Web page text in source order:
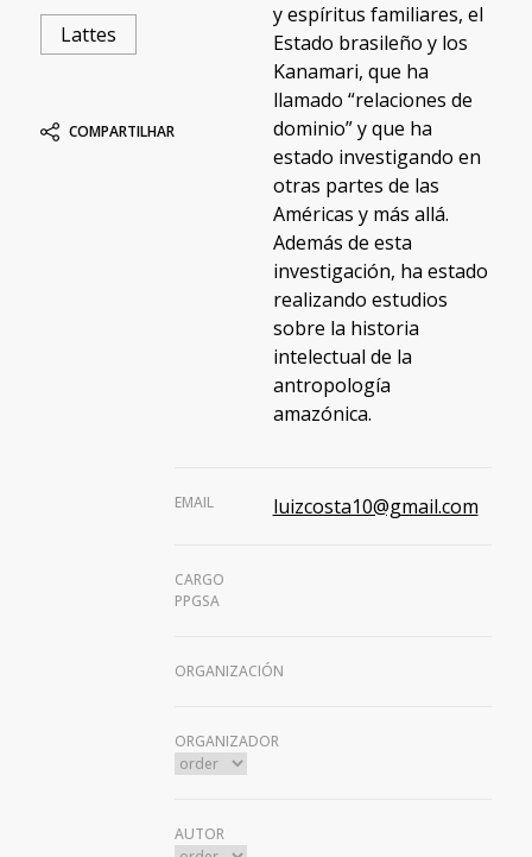
Lattes
COMPARTILHAR
y espíritus familiares, el
Estado brasileño y los
Kanamari, que ha
llamado “relaciones de
dominio” y que ha
estado investigando en
otras partes de las
Américas y más allá.
Además de esta
investigación, ha estado
realizando estudios
sobre la historia
intelectual de la
antropología
amazónica.
EMAIL luizcosta10@gmail.com
CARGO
PPGSA
ORGANIZACIÓN
ORGANIZADOR
AUTOR